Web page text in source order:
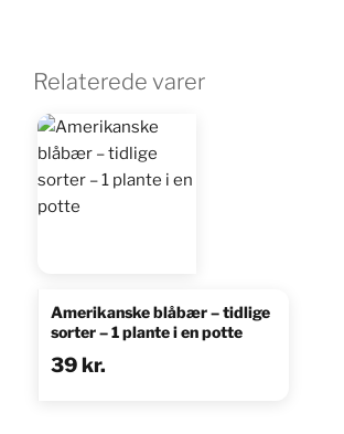
Relaterede varer
Amerikanske blåbær – tidlige
sorter – 1 plante i en potte
39kr.